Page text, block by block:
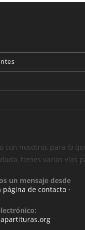
con nosotros para lo
tienes varias vías
un mensaje desde
página de contacto ·